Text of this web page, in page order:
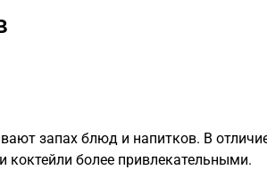
запах блюд и напитков. В
более привлекательными.